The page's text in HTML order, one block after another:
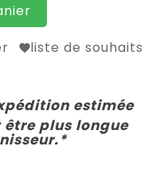
liste de souhaits
estimée
être plus longue